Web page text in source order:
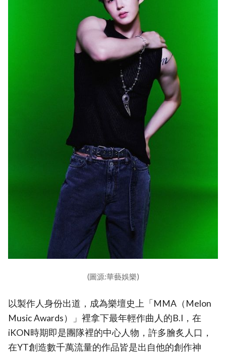
(圖源:華藝娛樂)
以製作人身份出道，成為樂壇史上「MMA（Melon
Music Awards）」裡拿下最年輕作曲人的B.I，在
iKON時期即是團隊裡的中心人物，許多膾炙人口，
在YT創造數千萬流量的作品皆是出自他的創作神